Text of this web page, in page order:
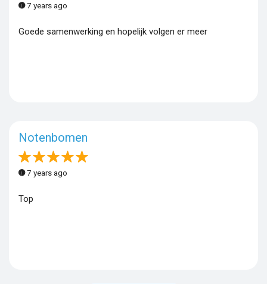
7 years ago
Goede samenwerking en hopelijk volgen er meer
Notenbomen
7 years ago
Top